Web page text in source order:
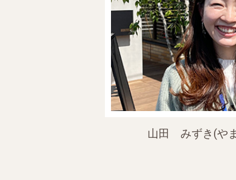
山田 みずき(や